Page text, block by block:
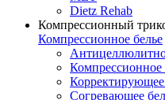
Dietz Rehab
Компрессионный
Компрессионное белье
Компрессионное
Корректирующее
Согревающее